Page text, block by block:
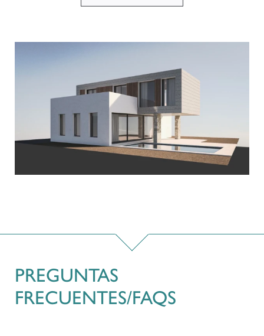
PREGUNTAS
FRECUENTES/FAQS